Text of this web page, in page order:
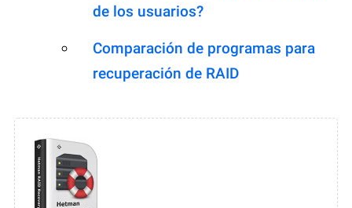
de los usuarios?
Comparación de programas para
recuperación de RAID